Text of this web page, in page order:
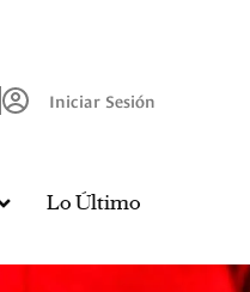
Iniciar Sesión
Lo Último